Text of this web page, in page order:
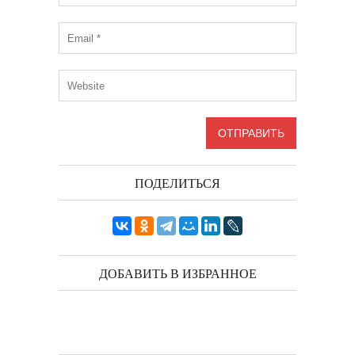
ПОДЕЛИТЬСЯ
ДОБАВИТЬ В ИЗБРАННОЕ